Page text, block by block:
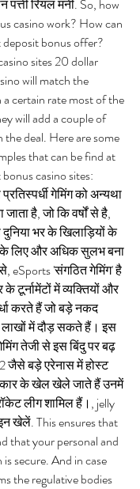
पत्ती रियल मनी. So, how
casino work? How can
bonus offer?
sites 20 dollar
will match the
certain rate most of the
will add a couple of
the deal. Here are some
that can be find at
casino sites:
प्रतिस्पर्धी गेमिंग को अन्यथा
है, जो कि वर्षों से है,
भर के खिलाड़ियों के
लिए और अधिक सुलभ बना
eSports 'संगठित गेमिंग' है
टूर्नामेंटों में व्यक्तियों और
करते हैं जो बड़े नकद
में दौड़ सकते हैं। इस
तेजी से इस बिंदु पर बढ़
जैसे बड़े एरेनास में होस्ट
के खेल खेले जाते हैं उनमें
लीग शामिल हैं।, jelly
खेलें. This ensures that
that your personal and
secure. And in case
the regulative bodies